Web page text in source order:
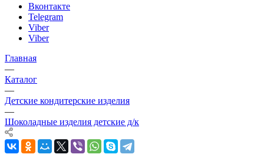
Вконтакте
Telegram
Viber
Viber
Главная
—
Каталог
—
Детские кондитерские изделия
—
Шоколадные изделия детские д/к